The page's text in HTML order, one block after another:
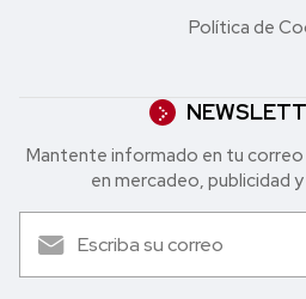
Política de
Mantente informado en tu correo
en mercadeo, publicidad